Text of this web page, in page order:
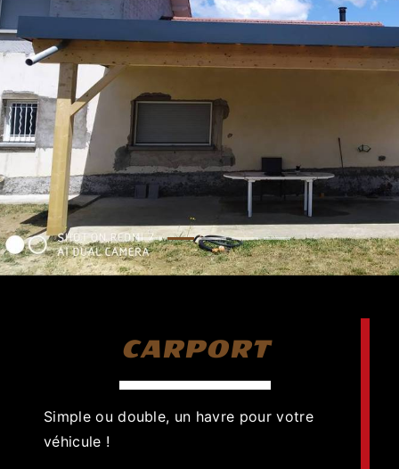
CARPORT
Simple ou double, un havre pour votre
véhicule !